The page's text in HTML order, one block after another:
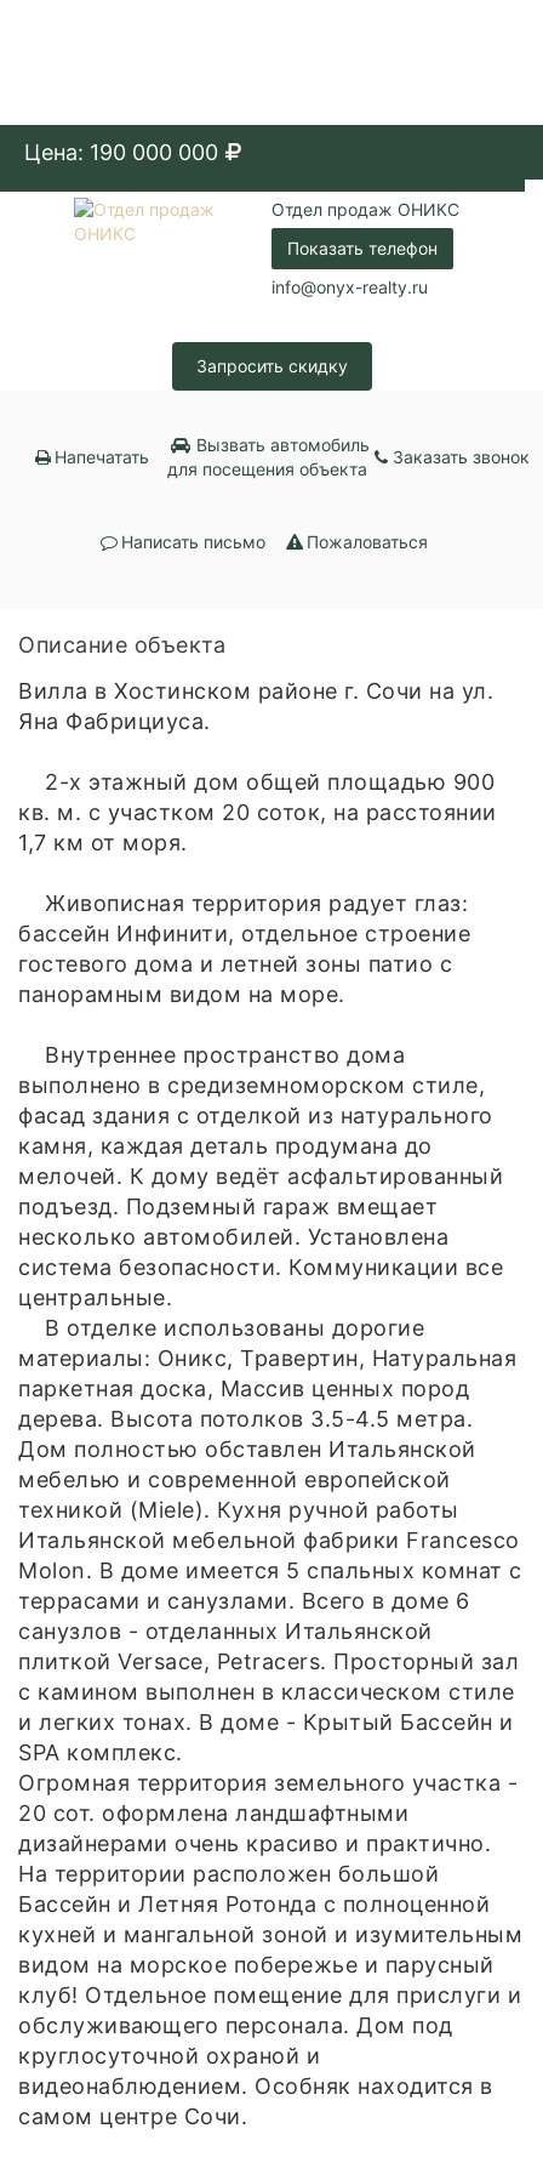
Цена: 190 000 000
Отдел продаж ОНИКС
Показать телефон
info@onyx-realty.ru
Запросить скидку
Напечатать
Вызвать автомобиль
для посещения объекта
Заказать звонок
Написать письмо Пожаловаться
Описание объекта
Вилла в Хостинском районе г. Сочи на ул.
Яна Фабрициуса.
2-х этажный дом общей площадью 900
кв. м. с участком 20 соток, на расстоянии
1,7 км от моря.
Живописная территория радует глаз:
бассейн Инфинити, отдельное строение
гостевого дома и летней зоны патио с
панорамным видом на море.
Внутреннее пространство дома
выполнено в средиземноморском стиле,
фасад здания с отделкой из натурального
камня, каждая деталь продумана до
мелочей. К дому ведёт асфальтированный
подъезд. Подземный гараж вмещает
несколько автомобилей. Установлена
система безопасности. Коммуникации все
центральные.
В отделке использованы дорогие
материалы: Оникс, Травертин, Натуральная
паркетная доска, Массив ценных пород
дерева. Высота потолков 3.5-4.5 метра.
Дом полностью обставлен Итальянской
мебелью и современной европейской
техникой (Miele). Кухня ручной работы
Итальянской мебельной фабрики Francesco
Molon. В доме имеется 5 спальных комнат с
террасами и санузлами. Всего в доме 6
санузлов - отделанных Итальянской
плиткой Versace, Petracers. Просторный зал
с камином выполнен в классическом стиле
и легких тонах. В доме - Крытый Бассейн и
SPA комплекс.
Огромная территория земельного участка -
20 сот. оформлена ландшафтными
дизайнерами очень красиво и практично.
На территории расположен большой
Бассейн и Летняя Ротонда с полноценной
кухней и мангальной зоной и изумительным
видом на морское побережье и парусный
клуб! Отдельное помещение для прислуги и
обслуживающего персонала. Дом под
круглосуточной охраной и
видеонаблюдением. Особняк находится в
самом центре Сочи.